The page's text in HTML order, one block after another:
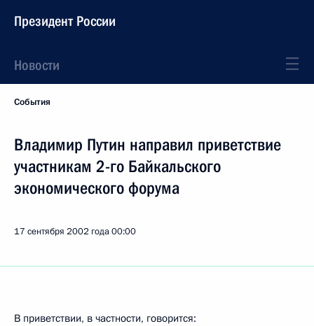
Президент России
Новости
События
Владимир Путин направил приветствие
участникам 2-го Байкальского
экономического форума
17 сентября 2002 года00:00
В приветствии, в частности, говорится: